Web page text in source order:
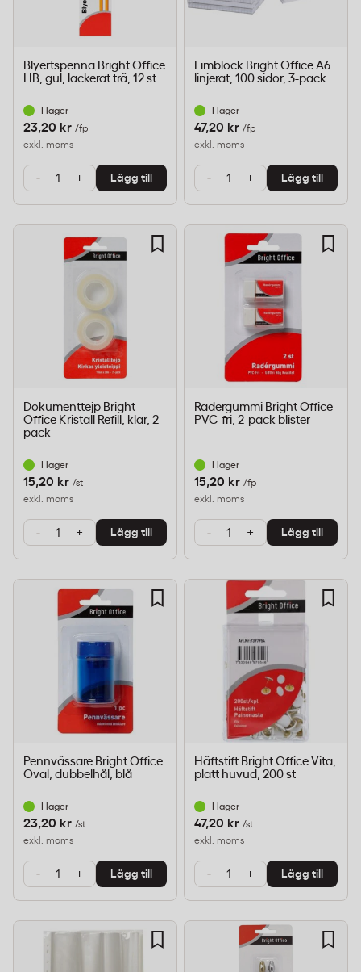
Blyertspenna Bright Office
HB, gul, lackerat trä, 12 st
I lager
23,20 kr /fp
exkl. moms
- + Lägg till
Limblock Bright Office A6
linjerat, 100 sidor, 3-pack
I lager
47,20 kr /fp
exkl. moms
- + Lägg till
Dokumenttejp Bright
Office Kristall Refill, klar, 2-
pack
I lager
15,20 kr /st
exkl. moms
- + Lägg till
Radergummi Bright Office
PVC-fri, 2-pack blister
I lager
15,20 kr /fp
exkl. moms
- + Lägg till
Pennvässare Bright Office
Oval, dubbelhål, blå
I lager
23,20 kr /st
exkl. moms
- + Lägg till
Häftstift Bright Office Vita,
platt huvud, 200 st
I lager
47,20 kr /st
exkl. moms
- + Lägg till